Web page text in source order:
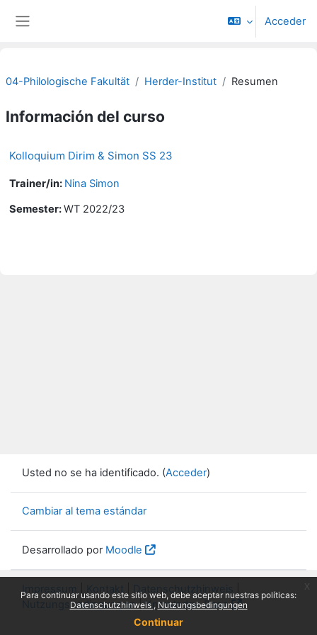
Para continuar usando este sitio web, debe aceptar nuestras políticas:
Datenschutzhinweis
Nutzungsbedingungen
Continuar
Acceder
04-Philologische Fakultät Herder-Institut Resumen
Información del curso
Kolloquium Dirim & Simon SS 23
Trainer/in: Nina Simon
Semester:WT 2022/23
Usted no se ha identificado. (Acceder)
Cambiar al tema estándar
Desarrollado por Moodle
Impressum Kontakt Datenschutzhinweis
Nutzungsbedingungen|Knowledge Base